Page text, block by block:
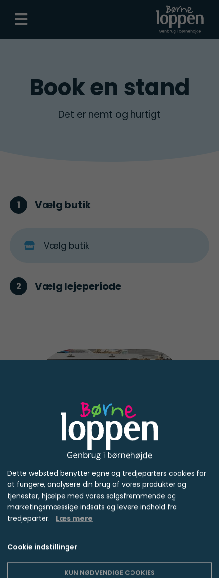
Book en stand
Det er nemt og hurtigt
1 Vælg butik
2 Vælg lejeperiode
På 3 uger solgte jeg for 6.200 kr."
Sofie, mor til 2
Standlejer
Dette websted benytter egne og tredjeparters cookies for
at fungere, analysere din brug af vores produkter og
tjenester, hjælpe med vores salgsfremmende og
marketingsmæssige indsats og levere indhold fra
tredjeparter. Læs mere
Cookie indstillinger
KUN NØDVENDIGE COOKIES